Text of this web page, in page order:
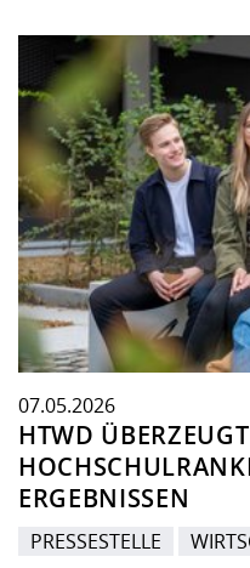
HTWD
ERGEBNISSEN
07.05.2026
PRESSESTELLE